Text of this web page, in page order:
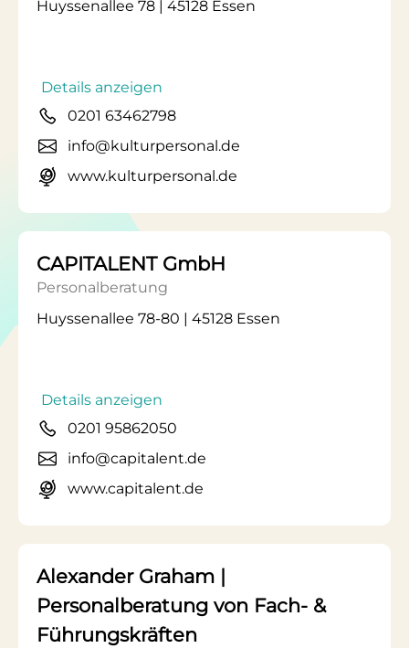
Huyssenallee 78 | 45128 Essen
Details anzeigen
0201 63462798
info@kulturpersonal.de
www.kulturpersonal.de
CAPITALENT GmbH
Personalberatung
Huyssenallee 78-80 | 45128 Essen
Details anzeigen
0201 95862050
info@capitalent.de
www.capitalent.de
Alexander Graham |
Personalberatung von Fach- &
Führungskräften